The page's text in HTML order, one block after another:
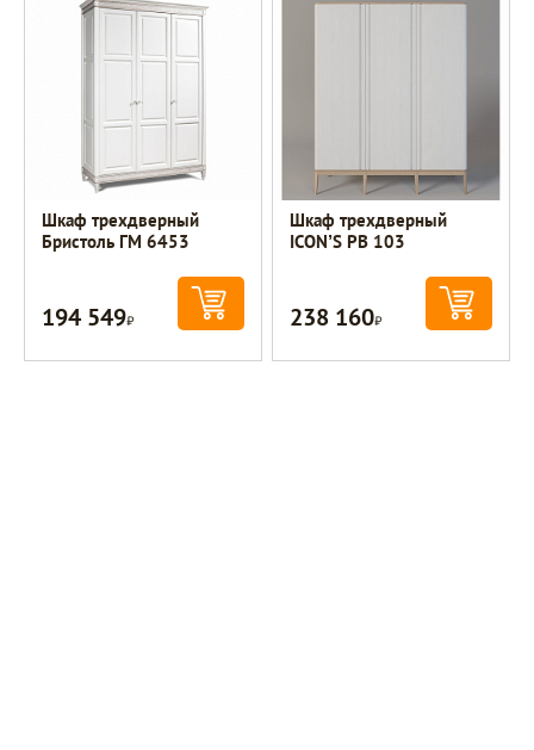
Шкаф трехдверный
Бристоль ГМ 6453
194 549Р
Шкаф трехдверный
ICON’S РВ 103
238 160Р